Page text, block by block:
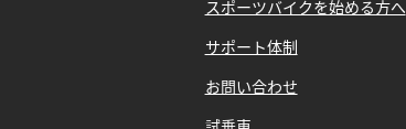
スポーツバイクを始める方へ
サポート体制
お問い合わせ